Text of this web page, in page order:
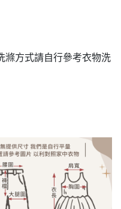
滌方式請自行參考衣物洗